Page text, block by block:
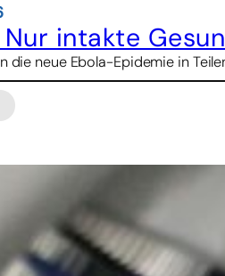
intakte
die neue Ebola-Epidemie in